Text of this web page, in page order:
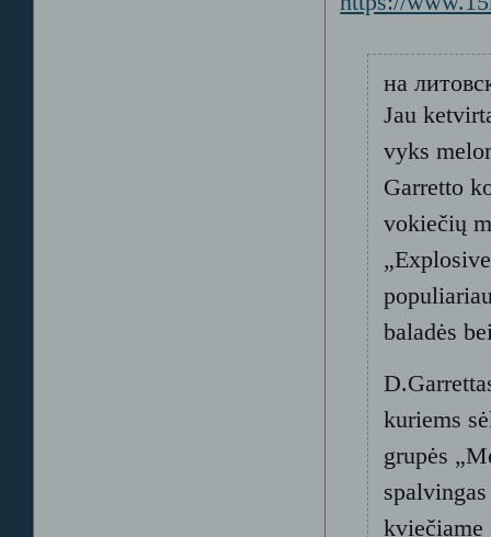
на
Jau
vyks
Garretto
vokiečių
baladės
kuriems
grupės
kviečiame